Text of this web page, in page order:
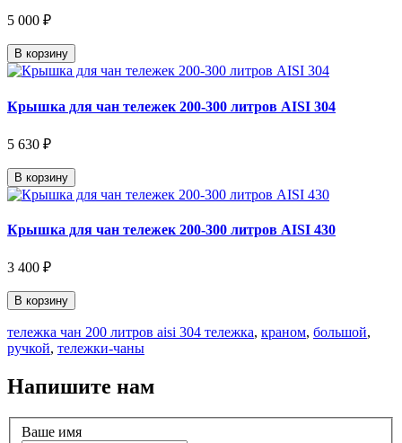
5 000 ₽
В корзину
Крышка для чан тележек 200-300 литров AISI 304
5 630 ₽
В корзину
Крышка для чан тележек 200-300 литров AISI 430
3 400 ₽
В корзину
тележка чан 200 литров aisi 304 тележка, краном, большой,
ручкой, тележки-чаны
Напишите нам
Ваше имя